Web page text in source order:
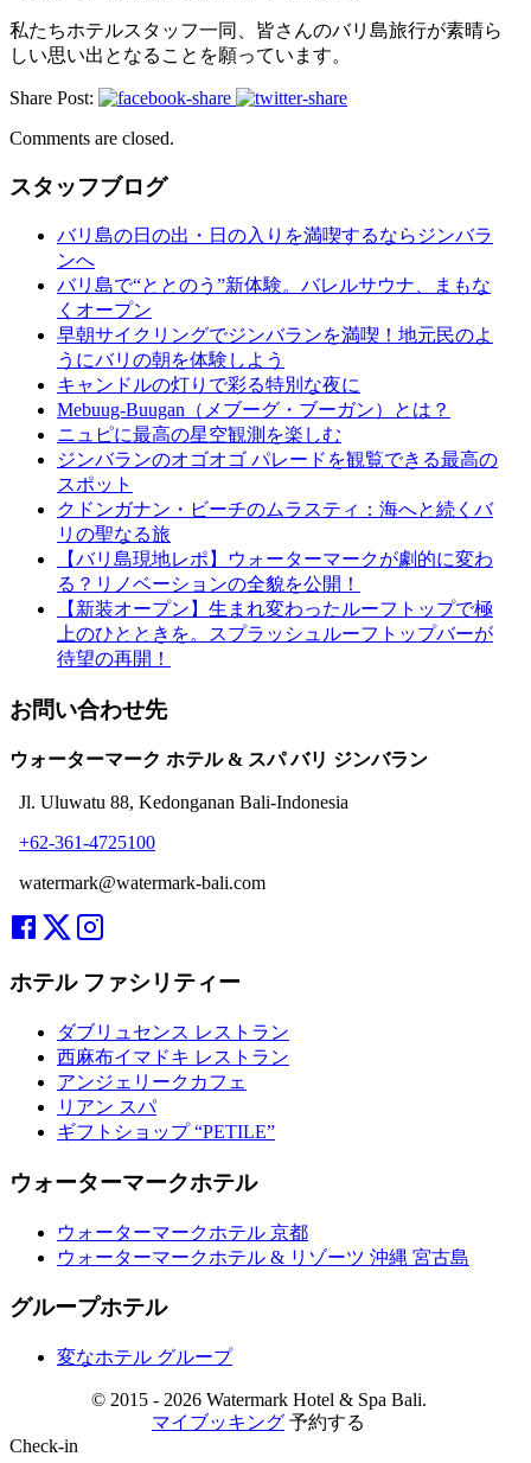
私たちホテルスタッフ一同、皆さんのバリ島旅行が素晴ら
しい思い出となることを願っています。
Share Post:
Comments are closed.
スタッフブログ
バリ島の日の出・日の入りを満喫するならジンバラ
ンへ
バリ島で“ととのう”新体験。バレルサウナ、まもな
くオープン
早朝サイクリングでジンバランを満喫！地元民のよ
うにバリの朝を体験しよう
キャンドルの灯りで彩る特別な夜に
Mebuug-Buugan（メブーグ・ブーガン）とは？
ニュピに最高の星空観測を楽しむ
ジンバランのオゴオゴ パレードを観覧できる最高の
スポット
クドンガナン・ビーチのムラスティ：海へと続くバ
リの聖なる旅
【バリ島現地レポ】ウォーターマークが劇的に変わ
る？リノベーションの全貌を公開！
【新装オープン】生まれ変わったルーフトップで極
上のひとときを。スプラッシュルーフトップバーが
待望の再開！
お問い合わせ先
ウォーターマーク ホテル & スパ バリ ジンバラン
Jl. Uluwatu 88, Kedonganan Bali-Indonesia
+62-361-4725100
watermark@watermark-bali.com
ホテル ファシリティー
ダブリュセンス レストラン
西麻布イマドキ レストラン
アンジェリークカフェ
リアン スパ
ギフトショップ “PETILE”
ウォーターマークホテル
ウォーターマークホテル 京都
ウォーターマークホテル & リゾーツ 沖縄 宮古島
グループホテル
変なホテル グループ
© 2015 - 2026 Watermark Hotel & Spa Bali.
マイブッキング 予約する
Check-in